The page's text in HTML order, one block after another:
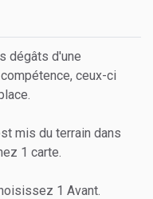
dégâts d'une
ceux-ci
mis du terrain dans
1 carte.
1 Avant.